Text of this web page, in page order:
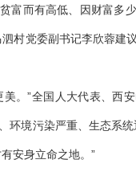
富而有高低、因财富多
村党委副书记李欣蓉建
。”全国人大代表、西
环境污染严重、生态系
安身立命之地。”